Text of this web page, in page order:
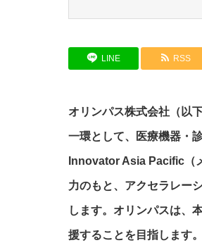
LINE RSS
オリンパス株式会社（以
一環として、医療機器・
Innovator Asia Pacific（
力のもと、アクセラレー
します。オリンパスは、
援することを目指します。